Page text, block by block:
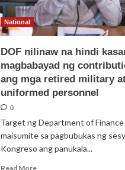
National
DOF nilinaw na hindi
magbabayad ng
ang mga retired military
uniformed personnel
0
Target ng Department of Finance
maisumite sa pagbubukas ng
Kongreso ang panukala...
Read MoreRead